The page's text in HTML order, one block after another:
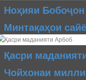
Ноҳияи
Минтақаҳои
Қасри
Чойхонаи